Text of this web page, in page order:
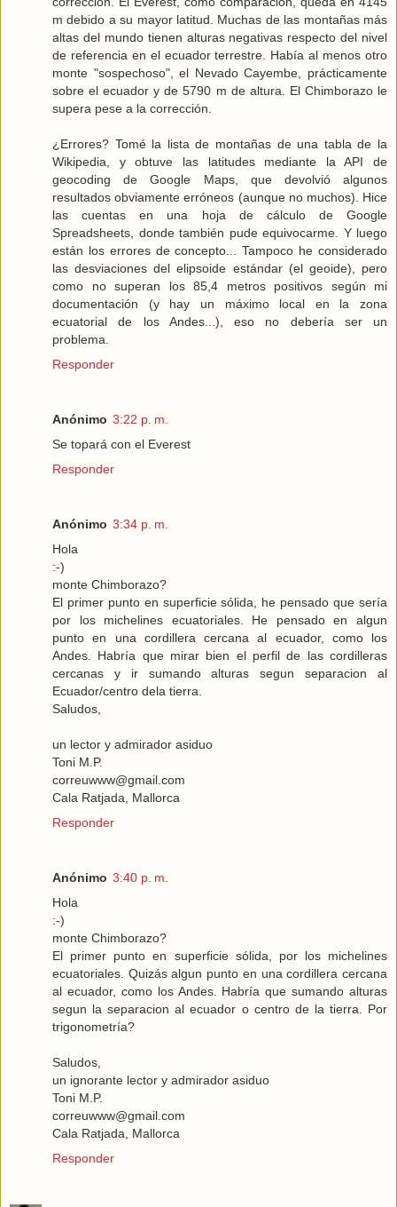
m debido a su mayor latitud. Muchas de las montañas más
altas del mundo tienen alturas negativas respecto del nivel
de referencia en el ecuador terrestre. Había al menos otro
monte "sospechoso", el Nevado Cayembe, prácticamente
sobre el ecuador y de 5790 m de altura. El Chimborazo le
supera pese a la corrección.
¿Errores? Tomé la lista de montañas de una tabla de la
Wikipedia, y obtuve las latitudes mediante la API de
geocoding de Google Maps, que devolvió algunos
resultados obviamente erróneos (aunque no muchos). Hice
las cuentas en una hoja de cálculo de Google
Spreadsheets, donde también pude equivocarme. Y luego
están los errores de concepto... Tampoco he considerado
las desviaciones del elipsoide estándar (el geoide), pero
como no superan los 85,4 metros positivos según mi
documentación (y hay un máximo local en la zona
ecuatorial de los Andes...), eso no debería ser un
problema.
Responder
Anónimo 3:22 p. m.
Se topará con el Everest
Responder
Anónimo 3:34 p. m.
Hola
:-)
monte Chimborazo?
El primer punto en superficie sólida, he pensado que sería
por los michelines ecuatoriales. He pensado en algun
punto en una cordillera cercana al ecuador, como los
Andes. Habría que mirar bien el perfil de las cordilleras
cercanas y ir sumando alturas segun separacion al
Ecuador/centro dela tierra.
Saludos,
un lector y admirador asiduo
Toni M.P.
correuwww@gmail.com
Cala Ratjada, Mallorca
Responder
Anónimo 3:40 p. m.
Hola
:-)
monte Chimborazo?
El primer punto en superficie sólida, por los michelines
ecuatoriales. Quizás algun punto en una cordillera cercana
al ecuador, como los Andes. Habría que sumando alturas
segun la separacion al ecuador o centro de la tierra. Por
trigonometría?
Saludos,
un ignorante lector y admirador asiduo
Toni M.P.
correuwww@gmail.com
Cala Ratjada, Mallorca
Responder